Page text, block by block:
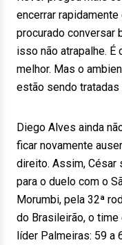
encerrar
procurado conversar
isso não atrapalhe.
melhor. Mas o
estão sendo tratadas
Diego Alves ainda
ficar novamente
direito. Assim, César
para o duelo com o
Morumbi, pela 32ª
do Brasileirão, o
líder Palmeiras: 59 a